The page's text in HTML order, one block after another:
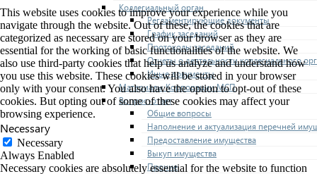
Коллегиальный орган
Регламентирующие документы
График заседаний
Протоколы заседаний
Отчеты о деятельности коллегиального
Иные документы
Материалы Корпорации МСП
Вопрос-ответ
Общие вопросы
Наполнение и актуализация перечней
Предоставление имущества
Выкуп имущества
Прочие
This website uses cookies to improve your experience while you
navigate through the website. Out of these, the cookies that are
categorized as necessary are stored on your browser as they are
essential for the working of basic functionalities of the website. We
also use third-party cookies that help us analyze and understand how
you use this website. These cookies will be stored in your browser
only with your consent. You also have the option to opt-out of these
cookies. But opting out of some of these cookies may affect your
browsing experience.
Necessary
Necessary
Always Enabled
Necessary cookies are absolutely essential for the website to function